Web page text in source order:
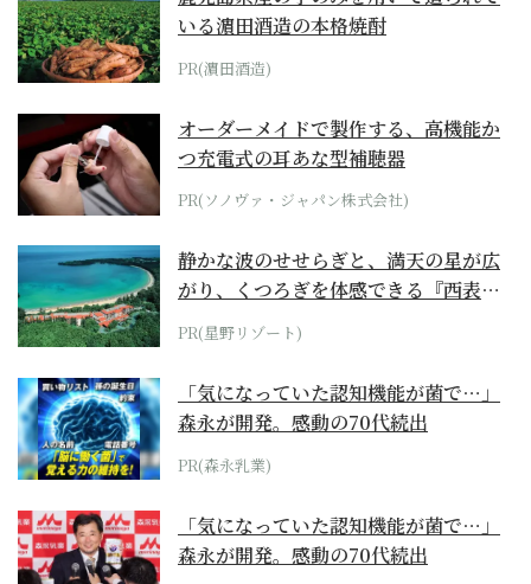
いる濵田酒造の本格焼酎
PR(濵田酒造)
オーダーメイドで製作する、高機能か
つ充電式の耳あな型補聴器
PR(ソノヴァ・ジャパン株式会社)
静かな波のせせらぎと、満天の星が広
がり、くつろぎを体感できる『西表島
ホテル by...
PR(星野リゾート)
「気になっていた認知機能が菌で…」
森永が開発。感動の70代続出
PR(森永乳業)
「気になっていた認知機能が菌で…」
森永が開発。感動の70代続出